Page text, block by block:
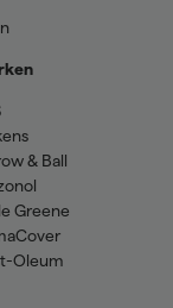
& Ball
Greene
Oleum